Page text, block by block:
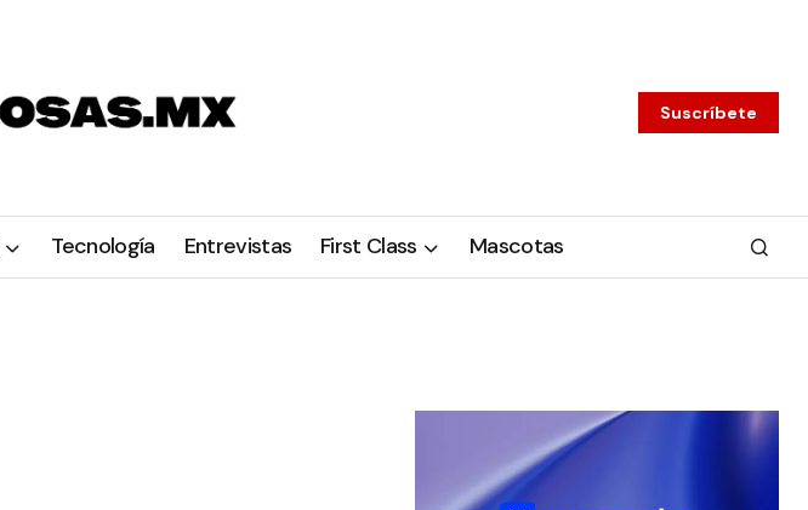
Suscríbete
Tecnología Entrevistas First Class Mascotas